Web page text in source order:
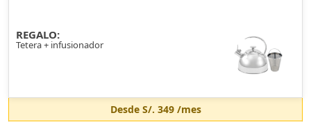
REGALO:
Tetera + infusionador
Desde S/. 349/mes